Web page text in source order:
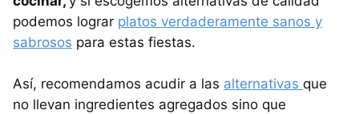
podemos lograr platos verdaderamente sanos y
sabrosos para estas fiestas.
Así, recomendamos acudir a las alternativas que
no llevan ingredientes agregados sino que